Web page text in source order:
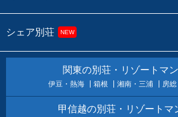
シェア別荘 NEW
関東の別荘・リゾートマ
伊豆・熱海 箱根 湘南・三浦 房総
甲信越の別荘・リゾートマ